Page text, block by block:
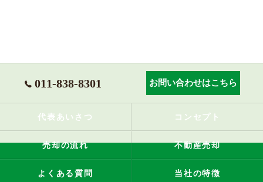
011-838-8301 お問い合わせはこちら
代表あいさつ コンセプト
売却の流れ 不動産売却
よくある質問 当社の特徴